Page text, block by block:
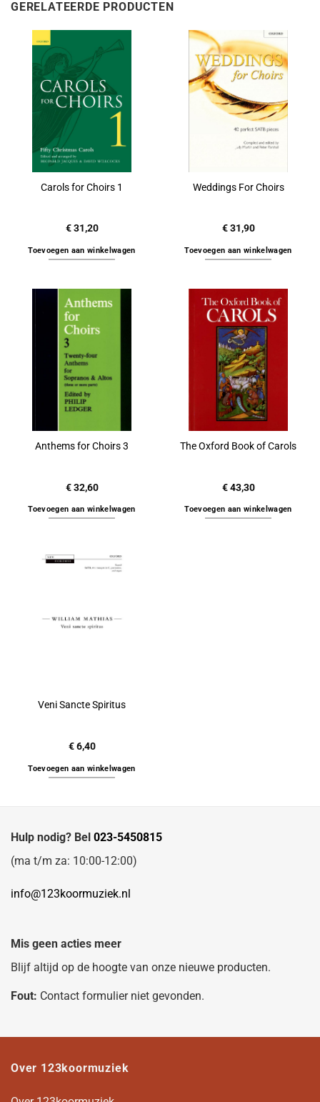
GERELATEERDE PRODUCTEN
Carols for Choirs 1
€31,20
Toevoegen aan winkelwagen
Weddings For Choirs
€31,90
Toevoegen aan winkelwagen
Anthems for Choirs 3
€32,60
Toevoegen aan winkelwagen
The Oxford Book of Carols
€43,30
Toevoegen aan winkelwagen
Veni Sancte Spiritus
€6,40
Toevoegen aan winkelwagen
Hulp nodig? Bel 023-5450815
(ma t/m za: 10:00-12:00)
info@123koormuziek.nl
Mis geen acties meer
Blijf altijd op de hoogte van onze nieuwe producten.
Fout: Contact formulier niet gevonden.
Over 123koormuziek